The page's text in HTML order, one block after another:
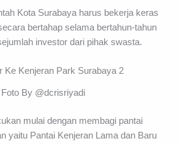
Kota Surabaya harus bekerja keras
bertahap selama bertahun-tahun
investor dari pihak swasta.
Foto By @dcrisriyadi
mulai dengan membagi pantai
yaitu Pantai Kenjeran Lama dan Baru